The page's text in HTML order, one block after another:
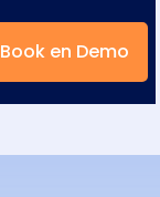
Book en Demo